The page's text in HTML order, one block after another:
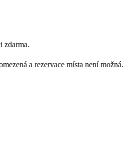
zdarma.
a rezervace místa není možná.